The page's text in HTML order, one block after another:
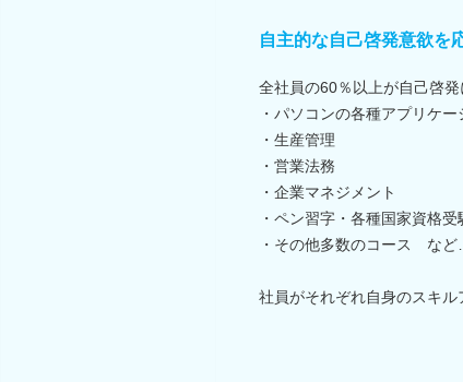
自主的な自己啓発意欲を
全社員の60％以上が自己啓発
・パソコンの各種アプリケー
・生産管理
・営業法務
・企業マネジメント
・ペン習字・各種国家資格受
・その他多数のコース な
社員がそれぞれ自身のスキル